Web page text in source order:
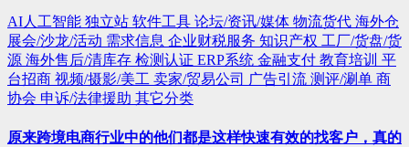
AI人工智能 独立站 软件工具 论坛/资讯/媒体 物流货代 海外仓
展会/沙龙/活动 需求信息 企业财税服务 知识产权 工厂/货盘/货
源 海外售后/清库存 检测认证 ERP系统 金融支付 教育培训 平
台招商 视频/摄影/美工 卖家/贸易公司 广告引流 测评/涮单 商
协会 申诉/法律援助 其它分类
原来跨境电商行业中的他们都是这样快速有效的找客户，真的